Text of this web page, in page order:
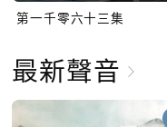
第一千零六十三集
最新聲音